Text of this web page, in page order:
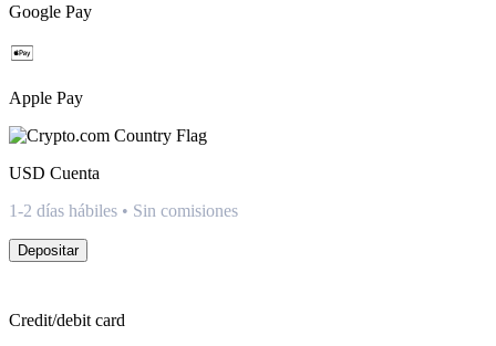
Google Pay
Apple Pay
USD Cuenta
1-2 días hábiles • Sin comisiones
Depositar
Credit/debit card